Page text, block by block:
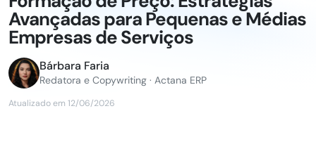
Avançadas para Pequenas e Médias
Empresas de Serviços
Bárbara Faria
Redatora e Copywriting · Actana ERP
Atualizado em 12/06/2026